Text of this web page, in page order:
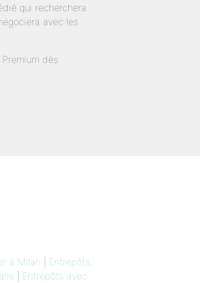
qui recherchera
avec les
dès
à Milan
Entrepôts
Entrepôts avec